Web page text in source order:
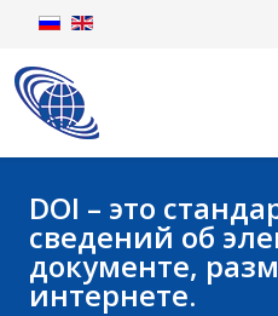
DOI – это
сведений об
документе,
интернете.